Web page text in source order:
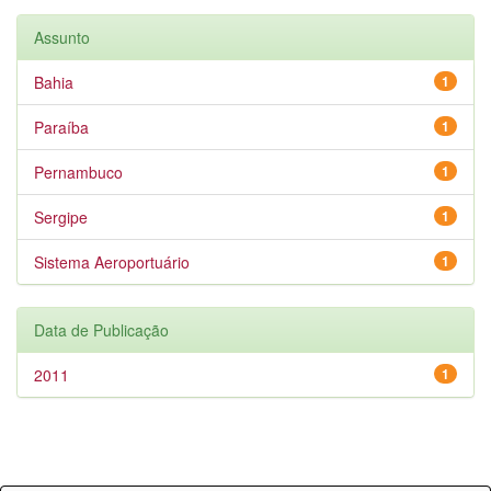
Assunto
1
Bahia
1
Paraíba
1
Pernambuco
1
Sergipe
1
Sistema Aeroportuário
Data de Publicação
1
2011